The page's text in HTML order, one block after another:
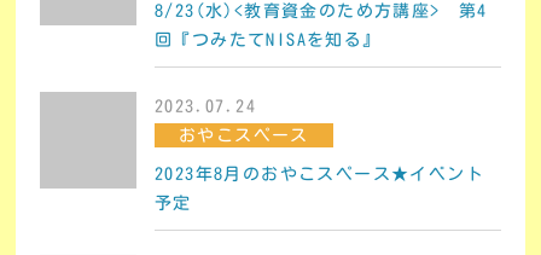
8/23(水)<教育資金のため方講座> 第4
回『つみたてNISAを知る』
2023.07.24
おやこスペース
2023年8月のおやこスペース★イベント
予定